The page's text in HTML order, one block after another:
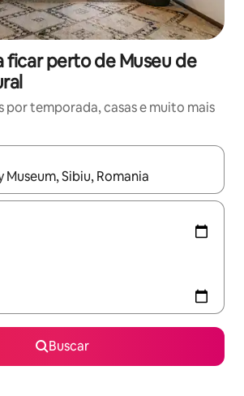
ficar perto de Museu de
por temporada, casas e muito mais
estiverem disponíveis, explore-os
Buscar